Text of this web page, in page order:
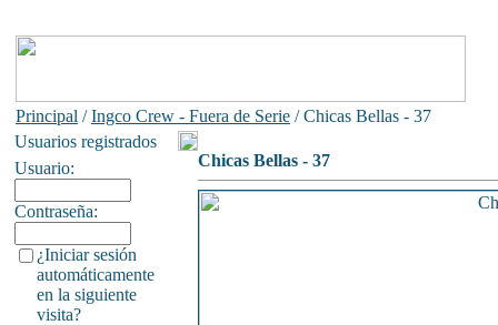
Principal /Ingco Crew - Fuera de Serie / Chicas Bellas - 37
Usuarios registrados
Usuario:
Contraseña:
¿Iniciar sesión
automáticamente
en la siguiente
visita?
Chicas Bellas - 37